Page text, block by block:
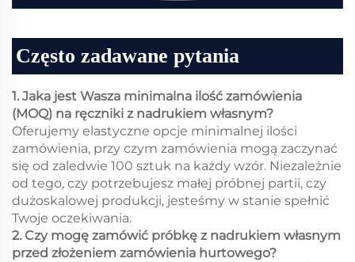
Często zadawane pytania
1. Jaka jest Wasza minimalna ilość zamówienia
(MOQ) na ręczniki z nadrukiem własnym?
Oferujemy elastyczne opcje minimalnej ilości
zamówienia, przy czym zamówienia mogą zaczynać
się od zaledwie 100 sztuk na każdy wzór. Niezależnie
od tego, czy potrzebujesz małej próbnej partii, czy
dużoskalowej produkcji, jesteśmy w stanie spełnić
Twoje oczekiwania.
2. Czy mogę zamówić próbkę z nadrukiem własnym
przed złożeniem zamówienia hurtowego?